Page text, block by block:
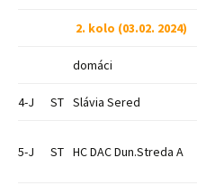
2. kolo (03.02. 2024)
domáci
4-J ST Slávia Sered
5-J ST HC DAC Dun.Streda A